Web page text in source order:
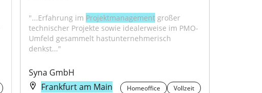
"...Erfahrung im Projektmanagement großer
technischer Projekte sowie idealerweise im PMO-
Umfeld gesammelt hastunternehmerisch
denkst..."
Syna GmbH
Frankfurt am Main
Homeoffice Vollzeit